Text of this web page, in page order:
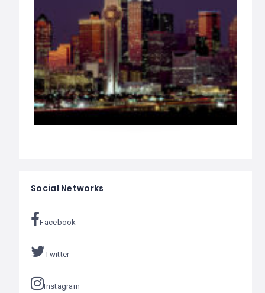
Social Networks
Facebook
Twitter
Instagram